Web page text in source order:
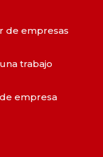
de empresas
trabajo
empresa